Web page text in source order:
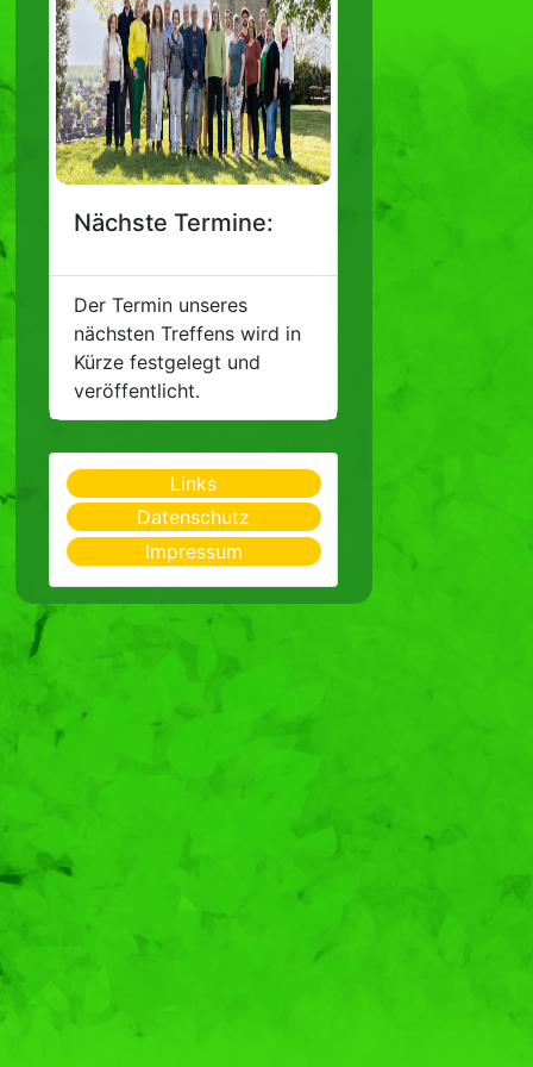
Nächste Termine:
Der Termin unseres
nächsten Treffens wird in
Kürze festgelegt und
veröffentlicht.
Links
Datenschutz
Impressum